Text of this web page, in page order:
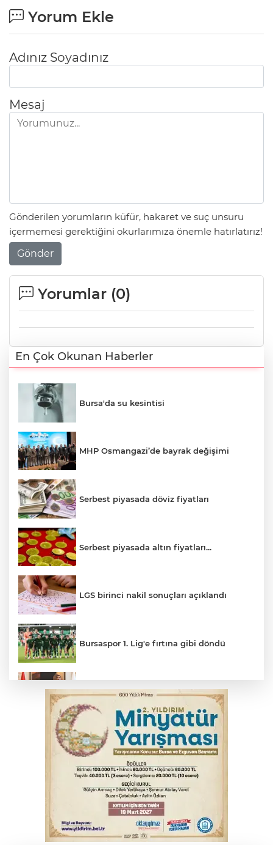
Yorum Ekle
Adınız Soyadınız
Mesaj
Gönderilen yorumların küfür, hakaret ve suç unsuru
içermemesi gerektiğini okurlarımıza önemle hatırlatırız!
Gönder
Yorumlar (0)
En Çok Okunan Haberler
Bursa'da su kesintisi
MHP Osmangazi’de bayrak değişimi
Serbest piyasada döviz fiyatları
Serbest piyasada altın fiyatları...
LGS birinci nakil sonuçları açıklandı
Bursaspor 1. Lig'e fırtına gibi döndü
boynumuzun borcu
Bursa'da bisikletiyle çıktığı vadide
mahsur kaldı
YENİ Parti Genel Başkanı Özel: Bu yasaya
'evet' diyeceğiz
Cumhurbaşkanı Erdoğan'ın 32 yıl önceki
konuşması gün yüzüne çıktı